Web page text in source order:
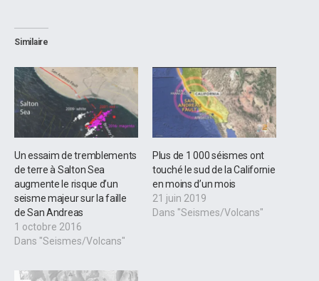
Similaire
Un essaim de tremblements
de terre à Salton Sea
augmente le risque d’un
seisme majeur sur la faille
de San Andreas
1 octobre 2016
Dans "Seismes/Volcans"
Plus de 1 000 séismes ont
touché le sud de la Californie
en moins d’un mois
21 juin 2019
Dans "Seismes/Volcans"